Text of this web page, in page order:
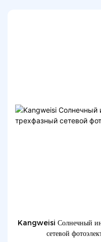
Kangweisi Солнечный
сетевой